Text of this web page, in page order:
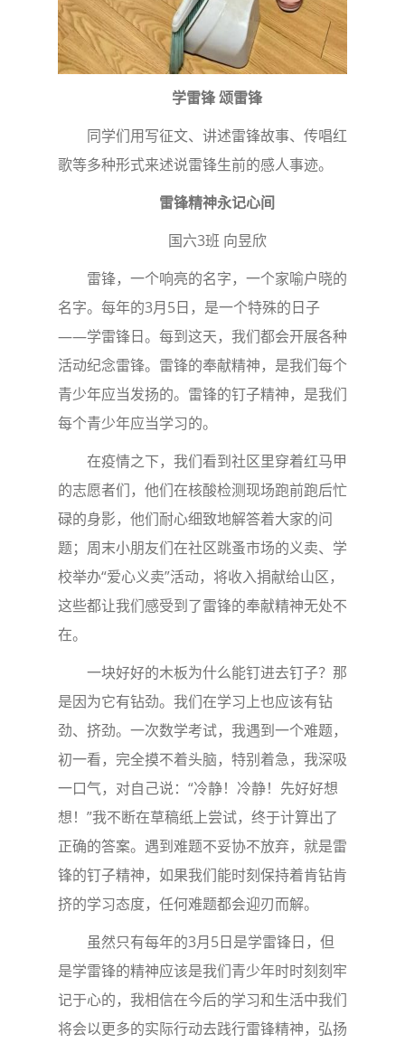
学雷锋 颂雷锋
同学们用写征文、讲述雷锋故事、传唱红
歌等多种形式来述说雷锋生前的感人事迹。
雷锋精神永记心间
国六3班 向昱欣
雷锋，一个响亮的名字，一个家喻户晓的
名字。每年的3月5日，是一个特殊的日子
——学雷锋日。每到这天，我们都会开展各种
活动纪念雷锋。雷锋的奉献精神，是我们每个
青少年应当发扬的。雷锋的钉子精神，是我们
每个青少年应当学习的。
在疫情之下，我们看到社区里穿着红马甲
的志愿者们，他们在核酸检测现场跑前跑后忙
碌的身影，他们耐心细致地解答着大家的问
题；周末小朋友们在社区跳蚤市场的义卖、学
校举办“爱心义卖”活动，将收入捐献给山区，
这些都让我们感受到了雷锋的奉献精神无处不
在。
一块好好的木板为什么能钉进去钉子？那
是因为它有钻劲。我们在学习上也应该有钻
劲、挤劲。一次数学考试，我遇到一个难题，
初一看，完全摸不着头脑，特别着急，我深吸
一口气，对自己说：“冷静！冷静！先好好想
想！”我不断在草稿纸上尝试，终于计算出了
正确的答案。遇到难题不妥协不放弃，就是雷
锋的钉子精神，如果我们能时刻保持着肯钻肯
挤的学习态度，任何难题都会迎刃而解。
虽然只有每年的3月5日是学雷锋日，但
是学雷锋的精神应该是我们青少年时时刻刻牢
记于心的，我相信在今后的学习和生活中我们
将会以更多的实际行动去践行雷锋精神，弘扬